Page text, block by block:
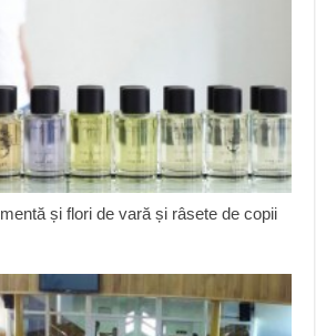
și flori de vară și râsete de copii